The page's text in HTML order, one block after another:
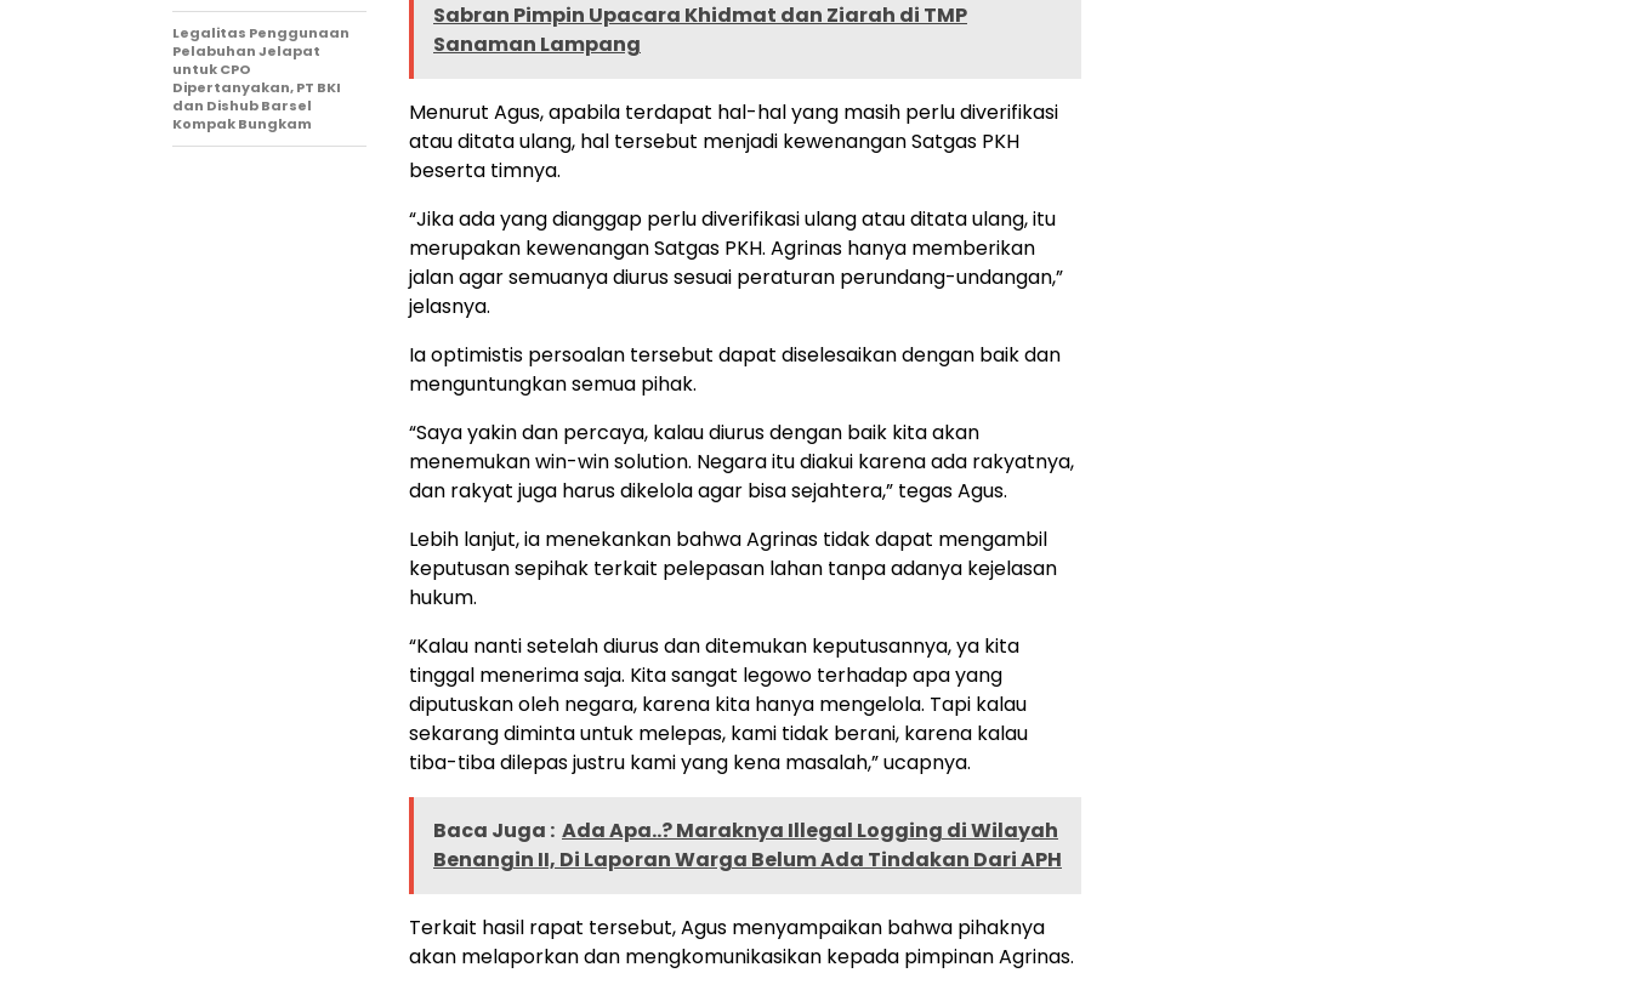
Sabran Pimpin Upacara Khidmat dan Ziarah di TMP
Sanaman Lampang
Menurut Agus, apabila terdapat hal-hal yang masih perlu diverifikasi
atau ditata ulang, hal tersebut menjadi kewenangan Satgas PKH
beserta timnya.
“Jika ada yang dianggap perlu diverifikasi ulang atau ditata ulang, itu
merupakan kewenangan Satgas PKH. Agrinas hanya memberikan
jalan agar semuanya diurus sesuai peraturan perundang-undangan,”
jelasnya.
Ia optimistis persoalan tersebut dapat diselesaikan dengan baik dan
menguntungkan semua pihak.
“Saya yakin dan percaya, kalau diurus dengan baik kita akan
menemukan win-win solution. Negara itu diakui karena ada rakyatnya,
dan rakyat juga harus dikelola agar bisa sejahtera,” tegas Agus.
Lebih lanjut, ia menekankan bahwa Agrinas tidak dapat mengambil
keputusan sepihak terkait pelepasan lahan tanpa adanya kejelasan
hukum.
“Kalau nanti setelah diurus dan ditemukan keputusannya, ya kita
tinggal menerima saja. Kita sangat legowo terhadap apa yang
diputuskan oleh negara, karena kita hanya mengelola. Tapi kalau
sekarang diminta untuk melepas, kami tidak berani, karena kalau
tiba-tiba dilepas justru kami yang kena masalah,” ucapnya.
Baca Juga : Ada Apa..? Maraknya Illegal Logging di Wilayah
Benangin II, Di Laporan Warga Belum Ada Tindakan Dari APH
Terkait hasil rapat tersebut, Agus menyampaikan bahwa pihaknya
akan melaporkan dan mengkomunikasikan kepada pimpinan Agrinas.
Legalitas Penggunaan
Pelabuhan Jelapat
untuk CPO
Dipertanyakan, PT BKI
dan Dishub Barsel
Kompak Bungkam